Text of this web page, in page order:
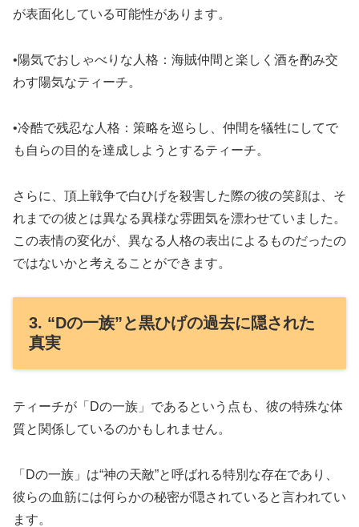
が表面化している可能性があります。
•陽気でおしゃべりな人格：海賊仲間と楽しく酒を酌み交
わす陽気なティーチ。
•冷酷で残忍な人格：策略を巡らし、仲間を犠牲にしてで
も自らの目的を達成しようとするティーチ。
さらに、頂上戦争で白ひげを殺害した際の彼の笑顔は、そ
れまでの彼とは異なる異様な雰囲気を漂わせていました。
この表情の変化が、異なる人格の表出によるものだったの
ではないかと考えることができます。
3. “Dの一族”と黒ひげの過去に隠された
真実
ティーチが「Dの一族」であるという点も、彼の特殊な体
質と関係しているのかもしれません。
「Dの一族」は“神の天敵”と呼ばれる特別な存在であり、
彼らの血筋には何らかの秘密が隠されていると言われてい
ます。